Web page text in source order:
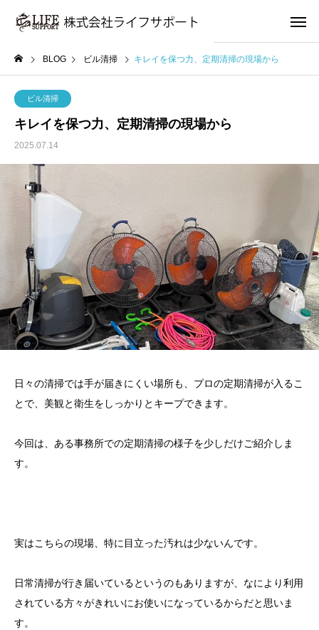
BLOG ビル清掃 キレイを保つ力、定期清掃の現場から
ビル清掃
キレイを保つ力、定期清掃の現場から
2025.07.14
日々の清掃では手が届きにくい場所も、プロの定期清掃が入るこ
とで、美観と衛生をしっかりとキープできます。
今回は、ある事務所での定期清掃の様子を少しだけご紹介しま
す。
実はこちらの現場、特に目立った汚れは少ないんです。
日常清掃が行き届いているというのもありますが、なにより利用
されている方々がきれいにお使いになっているからだと思いま
す。